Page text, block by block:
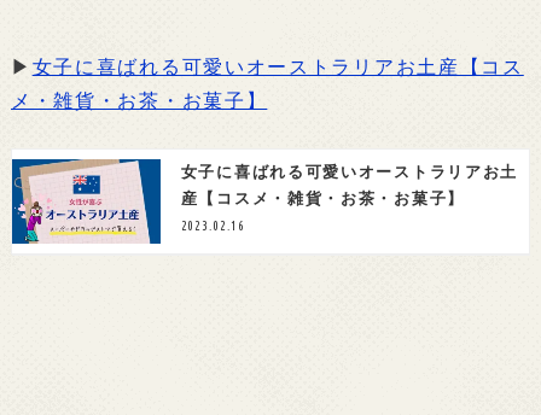
▶ 女子に喜ばれる可愛いオーストラリアお土産【コス
メ・雑貨・お茶・お菓子】
女子に喜ばれる可愛いオーストラリアお土
産【コスメ・雑貨・お茶・お菓子】
2023.02.16